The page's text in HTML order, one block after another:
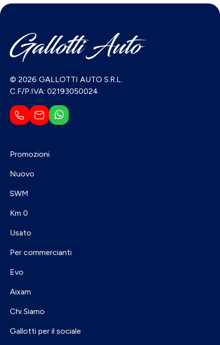
© 2026 GALLOTTI AUTO S.R.L.
C.F/P.IVA: 02193050024
Promozioni
Nuovo
SWM
Km 0
Usato
Per commercianti
Evo
Aixam
Chi Siamo
Gallotti per il sociale